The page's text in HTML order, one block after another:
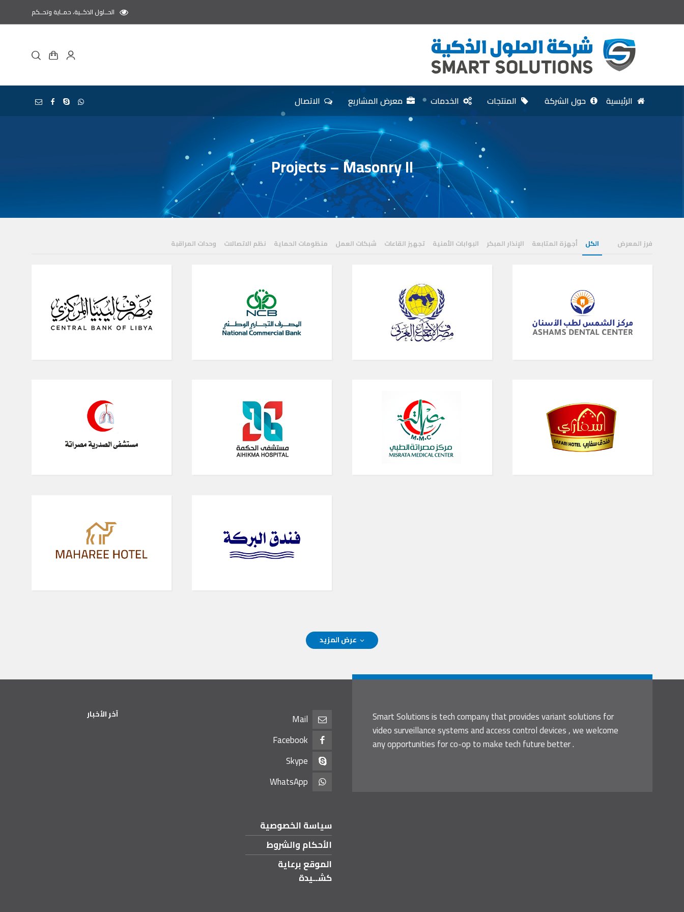
الحــلول الذكــية، حمــاية وتحــكم
الرئيسية حول الشركة المنتجات الخدمات معرض المشاريع الاتصال
Projects – Masonry II
فرز المعرض الكل أجهزة المتابعة الإنذار المبكر البوابات الأمنية تجهيز القاعات شبكات العمل منظومات الحماية نظم الاتصالات وحدات المراقبة
عرض المزيد
Smart Solutions is tech company that provides variant solutions for
video surveillance systems and access control devices , we welcome
any opportunities for co-op to make tech future better .
Mail
Facebook
Skype
WhatsApp
سياسة الخصوصية
الأحكام والشروط
الموقع برعاية
كشــيدة
آخر الأخبار